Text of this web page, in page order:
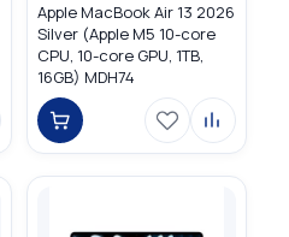
Apple MacBook Air 13 2026
Silver (Apple M5 10-core
CPU, 10-core GPU, 1TB,
16GB) MDH74